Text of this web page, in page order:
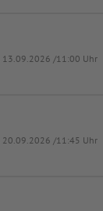
13.09.2026 /11:00 Uhr
20.09.2026 /11:45 Uhr